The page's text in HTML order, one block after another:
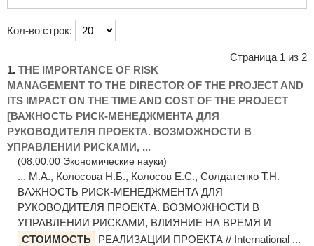
Кол-во строк:
Страница 1 из 2
1. THE IMPORTANCE OF RISK
MANAGEMENT TO THE DIRECTOR OF THE PROJECT AND
ITS IMPACT ON THE TIME AND COST OF THE PROJECT
[ВАЖНОСТЬ РИСК-МЕНЕДЖМЕНТА ДЛЯ
РУКОВОДИТЕЛЯ ПРОЕКТА. ВОЗМОЖНОСТИ В
УПРАВЛЕНИИ РИСКАМИ, ...
(08.00.00 Экономические науки)
... М.А., Колосова Н.Б., Колосов Е.С., Солдатенко Т.Н.
ВАЖНОСТЬ РИСК-МЕНЕДЖМЕНТА ДЛЯ
РУКОВОДИТЕЛЯ ПРОЕКТА. ВОЗМОЖНОСТИ В
УПРАВЛЕНИИ РИСКАМИ, ВЛИЯНИЕ НА ВРЕМЯ И
СТОИМОСТЬ
РЕАЛИЗАЦИИ ПРОЕКТА // International ...